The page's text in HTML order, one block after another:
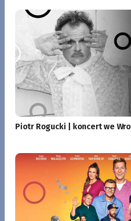
Piotr Rogucki | koncert we